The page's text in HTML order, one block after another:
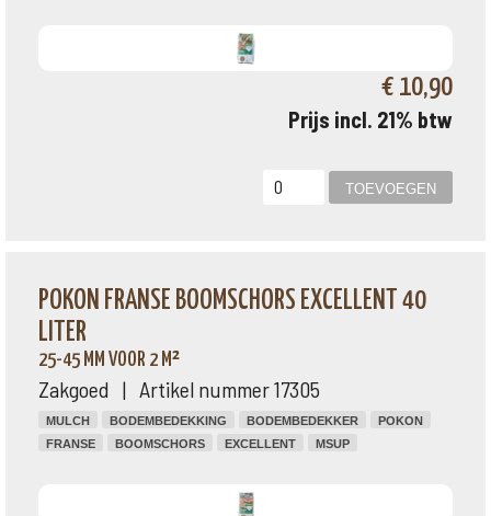
€ 10,90
Prijs incl. 21% btw
POKON FRANSE BOOMSCHORS EXCELLENT 40
LITER
25-45 MM VOOR 2 M²
Zakgoed | Artikel nummer 17305
MULCH BODEMBEDEKKING BODEMBEDEKKER
POKON
FRANSE
BOOMSCHORS EXCELLENT MSUP